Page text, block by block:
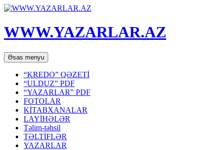
WWW.YAZARLAR.AZ
Axtar
Əsas menyu Mühtəviyyata
keç
“KREDO” QƏZETİ
“ULDUZ” PDF
“YAZARLAR” PDF
FOTOLAR
KİTABXANALAR
LAYİHƏLƏR
Təlim-təhsil
TƏLTİFLƏR
YAZARLAR